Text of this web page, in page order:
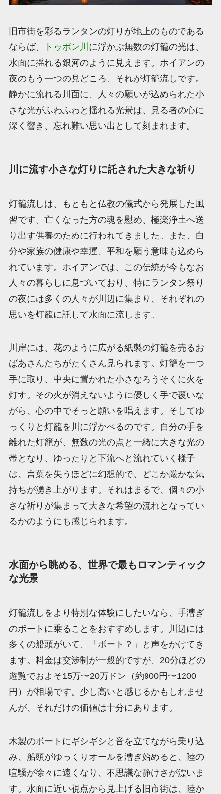
旧市街を彩るランタンの灯りが地上のものである
ならば、
トゥボン川 に浮かぶ無数の灯籠の光は、
水面に揺れる銀河のように見えます。ホイアンの
夜のもう一つの見どころ、それが灯籠流しです。
静かに流れる川面に、人々の願いが込められた小
さな光がふわふわと揺れる光景は、見る者の心に
深く響き、忘れ難い思い出として刻まれます。
川に流す小さな灯りに託された大きな祈り
灯籠流しは、もともと仏教の儀式から発展した風
習です。亡くなった方の魂を慰め、極楽浄土へ送
り出す供養のために行われてきました。また、自
分や家族の健康や幸運、平和を願う意味も込めら
れています。ホイアンでは、この伝統が今もなお
人々の暮らしに息づいており、特にランタン祭り
の夜には多くの人々が川辺に集まり、それぞれの
思いを灯籠に託して水面に流します。
川岸には、花のように広がる紙製の灯籠を売るお
ばあさんたちがたくさん見られます。灯籠を一つ
手に取り、中央に置かれた小さなろうそくに火を
灯す。その火が消えないように優しく手で覆いな
がら、心の中でそっと願いを唱えます。そしてゆ
っくりと灯籠を川に浮かべるのです。自分の手を
離れた灯籠が、無数の光の点と一緒に大きな光の
帯となり、ゆったりと下流へと流れていく様子
は、言葉を失うほどに幻想的で、どこか厳かな気
持ちが湧き上がります。それはまるで、個々の小
さな祈りが集まって大きな希望の流れとなってい
るかのようにも感じられます。
水面から眺める、世界で最もロマンティック
な光景
灯籠流しをより特別な体験にしたいなら、手漕ぎ
のボートに乗ることをおすすめします。川辺には
多くの船頭がいて、「ボート？」と声をかけてき
ます。料金は交渉制が一般的ですが、20分ほどの
遊覧でおよそ15万〜20万ドン（約900円〜1200
円）が相場です。少し高いと感じるかもしれませ
んが、それだけの価値は十分にあります。
木製のボートにギシギシと音を立てながら乗り込
み、船頭がゆっくりオールを漕ぎ始めると、陸の
喧騒が徐々に遠くなり、不思議な静けさが漂いま
す。水面に近い視点から見上げる旧市街は、陸か